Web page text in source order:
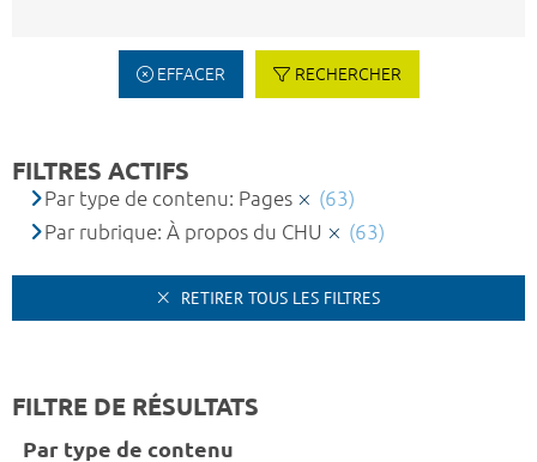
EFFACER RECHERCHER
FILTRES ACTIFS
Par type de contenu: Pages
(63)
Par rubrique: À propos du CHU
(63)
RETIRER TOUS LES FILTRES
FILTRE DE RÉSULTATS
Par type de contenu